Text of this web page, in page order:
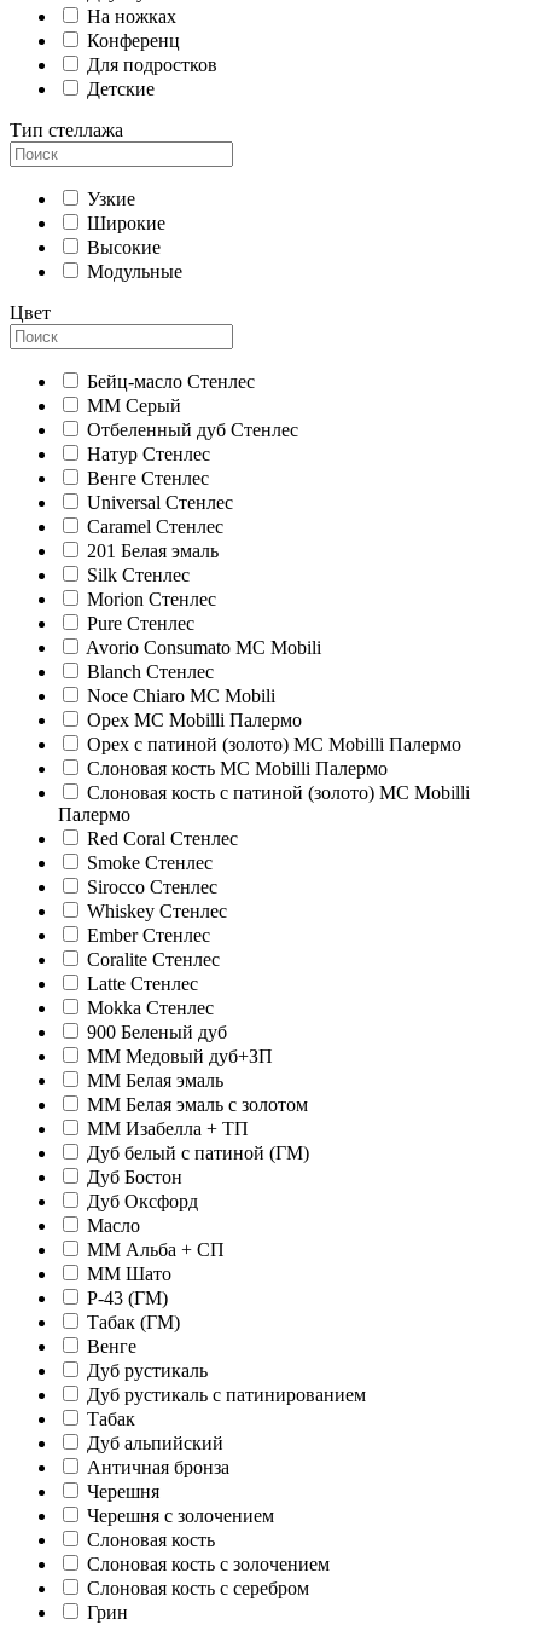
На ножках
Конференц
Для подростков
Детские
Тип стеллажа
Узкие
Широкие
Высокие
Модульные
Цвет
Бейц-масло Стенлес
ММ Серый
Отбеленный дуб Стенлес
Натур Стенлес
Венге Стенлес
Universal Стенлес
Caramel Стенлес
201 Белая эмаль
Silk Стенлес
Morion Стенлес
Pure Стенлес
Avorio Consumato MC Mobili
Blanch Стенлес
Noce Chiaro MC Mobili
Орех MC Mobilli Палермо
Орех с патиной (золото) MC Mobilli Палермо
Слоновая кость MC Mobilli Палермо
Слоновая кость с патиной (золото) MC Mobilli
Палермо
Red Coral Стенлес
Smoke Стенлес
Sirocco Стенлес
Whiskey Стенлес
Ember Стенлес
Coralite Стенлес
Latte Стенлес
Mokka Стенлес
900 Беленый дуб
ММ Медовый дуб+ЗП
ММ Белая эмаль
ММ Белая эмаль с золотом
ММ Изабелла + ТП
Дуб белый с патиной (ГМ)
Дуб Бостон
Дуб Оксфорд
Масло
ММ Альба + СП
ММ Шато
Р-43 (ГМ)
Табак (ГМ)
Венге
Дуб рустикаль
Дуб рустикаль с патинированием
Табак
Дуб альпийский
Античная бронза
Черешня
Черешня с золочением
Слоновая кость
Слоновая кость с золочением
Слоновая кость с серебром
Грин